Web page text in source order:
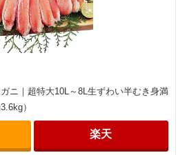
ニ｜超特大10L～8L生ずわい半むき身満
）
楽天